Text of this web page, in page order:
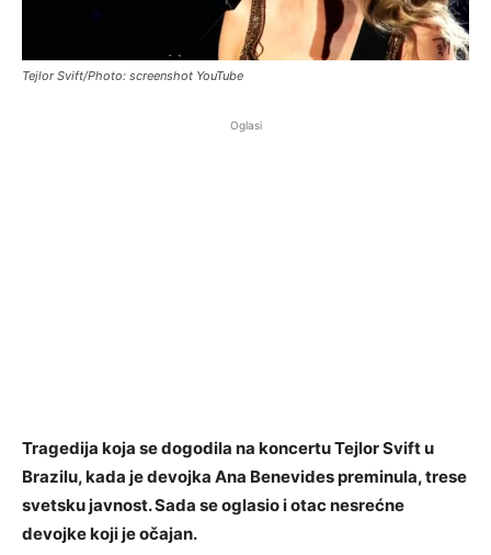
Tejlor Svift/Photo: screenshot YouTube
Oglasi
Tragedija koja se dogodila na koncertu Tejlor Svift u
Brazilu, kada je devojka Ana Benevides preminula, trese
svetsku javnost. Sada se oglasio i otac nesrećne
devojke koji je očajan.